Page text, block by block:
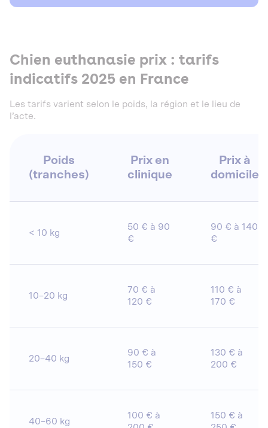
Chien euthanasie prix : tarifs
indicatifs 2025 en France
Les tarifs varient selon le poids, la région et le lieu de
l’acte.
Poids
(tranches)
Prix en
clinique
Prix à
domicile
< 10 kg
50 € à 90
€
90 € à 140
€
10–20 kg
70 € à
120 €
110 € à
170 €
20–40 kg
90 € à
150 €
130 € à
200 €
40–60 kg
100 € à
150 € à